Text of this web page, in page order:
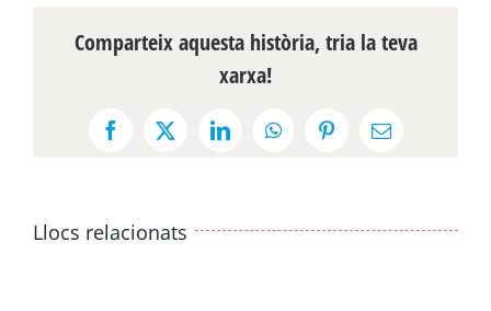
Comparteix aquesta història, tria la teva
xarxa!
Facebook
X LinkedInWhatsAppPinterestEmail:
Llocs relacionats